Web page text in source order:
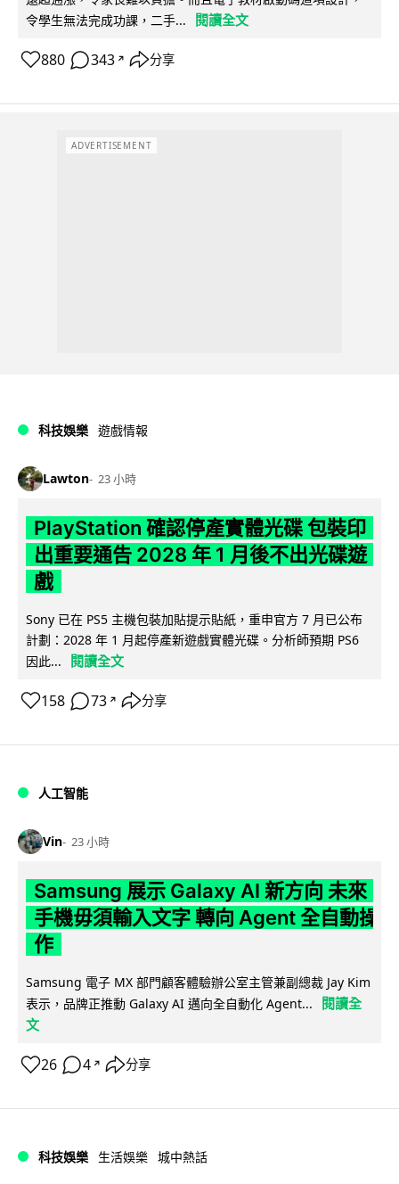
令學生無法完成功課，二手...
閱讀全文
880 343 ↗ 分享
ADVERTISEMENT
科技娛樂 遊戲情報
Lawton 23 小時
PlayStation 確認停產實體光碟 包裝印
出重要通告 2028 年 1 月後不出光碟遊
戲
Sony 已在 PS5 主機包裝加貼提示貼紙，重申官方 7 月已公布
計劃：2028 年 1 月起停產新遊戲實體光碟。分析師預期 PS6
因此...
閱讀全文
158 73 ↗ 分享
人工智能
Vin 23 小時
Samsung 展示 Galaxy AI 新方向 未來
手機毋須輸入文字 轉向 Agent 全自動操
作
Samsung 電子 MX 部門顧客體驗辦公室主管兼副總裁 Jay Kim
表示，品牌正推動 Galaxy AI 邁向全自動化 Agent...
閱讀全
文
26 4 ↗ 分享
科技娛樂 生活娛樂 城中熱話